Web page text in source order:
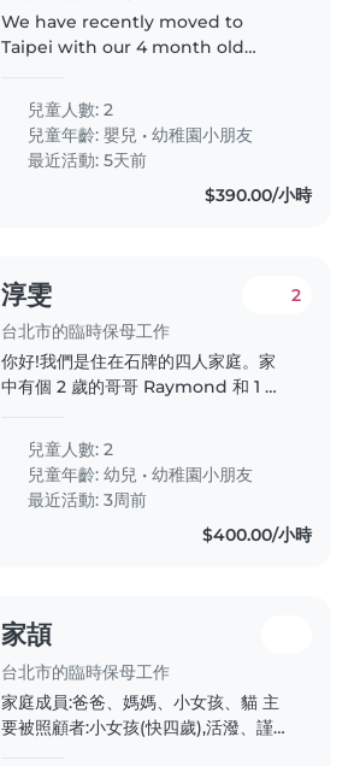
We have recently moved to
Taipei with our 4 month old
looking for someone to help out
4 hours a day during weekdays.
They will primarily be watching..
兒童人數: 2
兒童年齡:嬰兒 •幼稚園小朋友
最近活動: 5天前
$390.00/小時
淳雯
台北市的臨時保母工作
2
你好!我們是住在石牌的四人家庭。家
中有個 2 歲的哥哥 Raymond 和 1 歲
探索的階段。 因為有時需要短暫處理
家務或工作,想尋找一位細心、重視衛
生、且充滿正向陽光能量的臨時保母/
陪玩夥伴,來家裡陪伴孩子共讀、遊戲。
我們家育兒氛圍尊重且放手,臨托時家長
兒童人數: 2
兒童年齡:幼兒 •幼稚園小朋友
最近活動: 3周前
$400.00/小時
家頡
台北市的臨時保母工作
家庭成員:爸爸、媽媽、小女孩、貓 主
要被照顧者:小女孩(快四歲),活潑、謹